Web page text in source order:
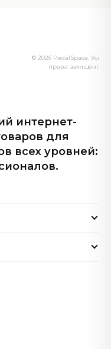
интернет-
для
всех уровней:
© 2026 PedalSpace. Усі
права захищені.